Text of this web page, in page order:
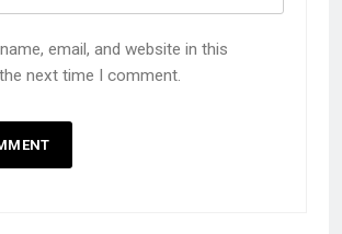
email, and website in this
next time I comment.